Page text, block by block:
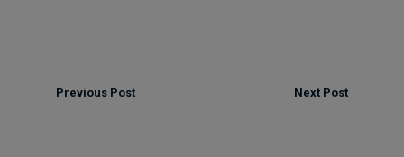
Previous Post Next Post